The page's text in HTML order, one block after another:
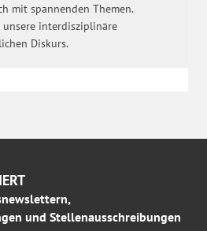
mit spannenden Themen.
unsere interdisziplinäre
Diskurs.
und Stellenausschreibungen